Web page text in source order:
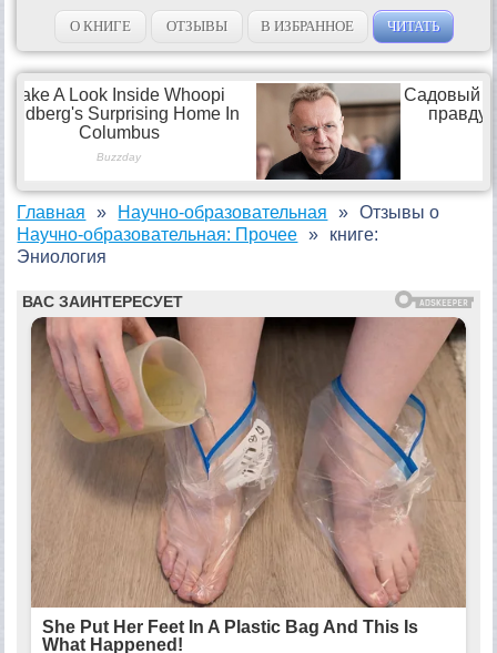
О КНИГЕ ОТЗЫВЫ В ИЗБРАННОЕ ЧИТАТЬ
Главная
Научно-образовательная
Научно-образовательная: Прочее
Отзывы о
книге:
Эниология